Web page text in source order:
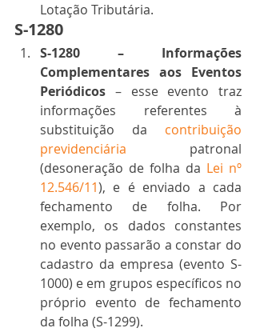
Lotação Tributária.
S-1280
S-1280 – Informações
Complementares aos Eventos
Periódicos – esse evento traz
informações referentes à
substituição da contribuição
previdenciária patronal
(desoneração de folha da Lei nº
12.546/11), e é enviado a cada
fechamento de folha. Por
exemplo, os dados constantes
no evento passarão a constar do
cadastro da empresa (evento S-
1000) e em grupos específicos no
próprio evento de fechamento
da folha (S-1299).